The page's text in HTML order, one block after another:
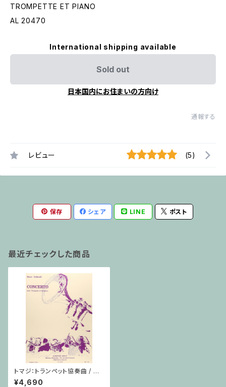
TROMPETTE ET PIANO
AL 20470
International shipping available
Sold out
日本国内にお住まいの方向け
通報する
レビュー (5)
保存 シェア LINE ポスト
最近チェックした商品
トマジ：トランペット協奏曲 / トラ
ンペット・ピアノ
¥4,690